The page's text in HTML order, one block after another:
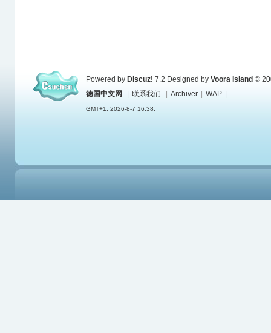
Powered by Discuz! 7.2 Designed by Voora Island ©
德国中文网
联系我们 Archiver WAP
GMT+1, 2026-8-7 16:38.